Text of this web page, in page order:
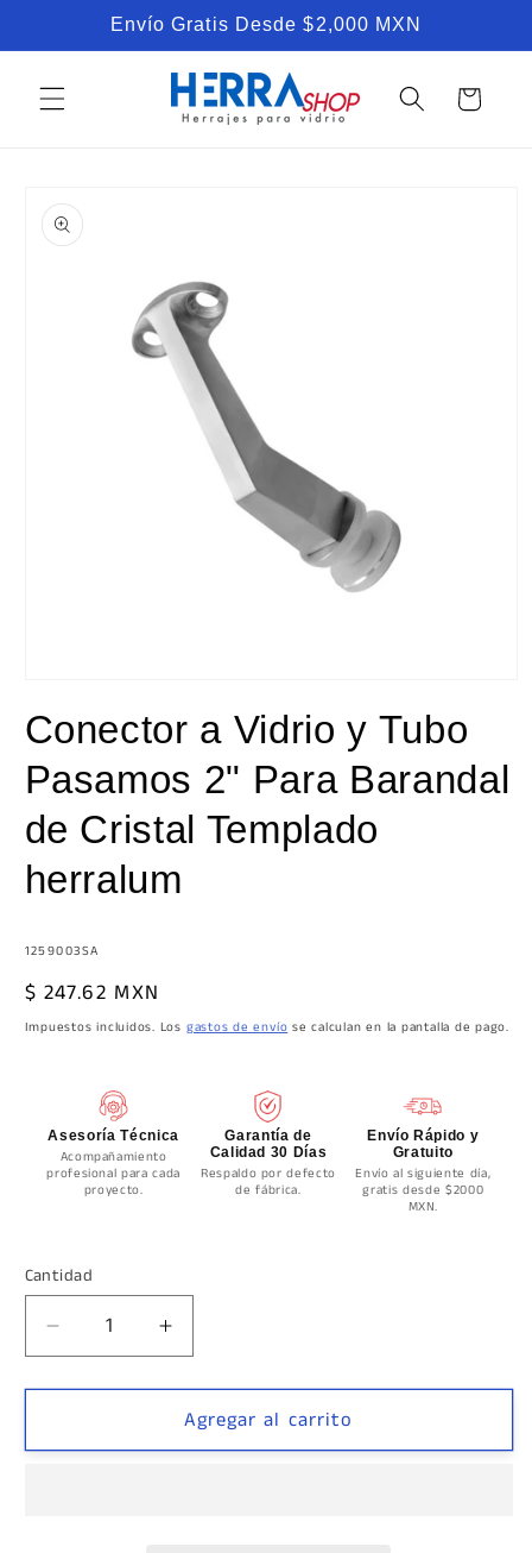
directamente
al contenido
Envío Gratis Desde $2,000 MXN
Carrito
a la
información
del producto
multimedia
1
una
ventana
modal
Conector a Vidrio y Tubo
Pasamos 2" Para Barandal
de Cristal Templado
herralum
SKU:
1259003SA
Precio
habitual
$ 247.62 MXN
Impuestos incluidos. Los gastos de envío se calculan en la pantalla de pago.
Asesoría Técnica
Acompañamiento
profesional para cada
proyecto.
Garantía de
Calidad 30 Días
Respaldo por defecto
de fábrica.
Envío Rápido y
Gratuito
Envío al siguiente día,
gratis desde $2000
MXN.
Cantidad
Cantidad
Reducir
cantidad
para
a
Aumentar
cantidad
para
Conector
a
Agregar al carrito